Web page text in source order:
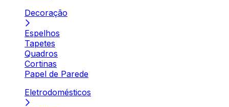
Decoração
Espelhos
Tapetes
Quadros
Cortinas
Papel de Parede
Eletrodomésticos